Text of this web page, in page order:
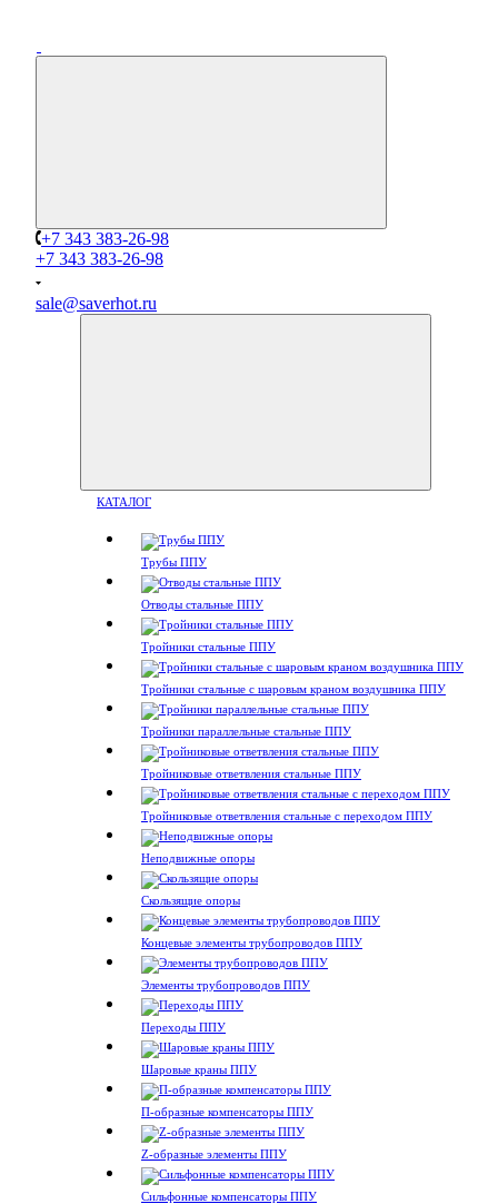
+7 343 383-26-98
+7 343 383-26-98
sale@saverhot.ru
КАТАЛОГ
Трубы ППУ
Отводы стальные ППУ
Тройники стальные ППУ
Тройники стальные с шаровым краном воздушника ППУ
Тройники параллельные стальные ППУ
Тройниковые ответвления стальные ППУ
Тройниковые ответвления стальные с переходом ППУ
Неподвижные опоры
Скользящие опоры
Концевые элементы трубопроводов ППУ
Элементы трубопроводов ППУ
Переходы ППУ
Шаровые краны ППУ
П-образные компенсаторы ППУ
Z-образные элементы ППУ
Сильфонные компенсаторы ППУ